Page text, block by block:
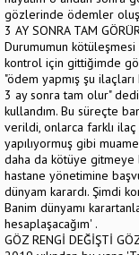
gözlerinde ödemler
3 AY SONRA TAM
Durumumun
kontrol için gittiğimde
"ödem yapmış şu
3 ay sonra tam olur"
kullandım. Bu süreçte
verildi, onlarca farklı ilaç
yapılıyormuş gibi
daha da kötüye gitmeye
hastane yönetimine
dünyam karardı. Şimdi
Banim dünyamı
hesaplaşacağım' .
GÖZ RENGİ DEĞİŞTİ